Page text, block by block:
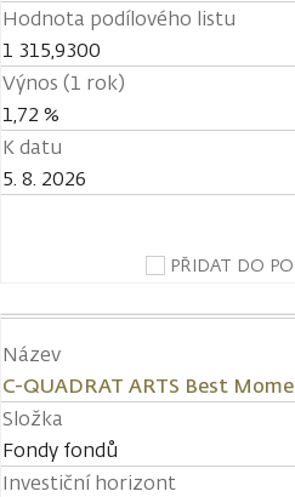
Hodnota podílového listu
1 315,9300
Výnos (1 rok)
1,72 %
K datu
5. 8. 2026
PŘIDAT DO
Název
C-QUADRAT ARTS Best
Složka
Fondy fondů
Investiční horizont